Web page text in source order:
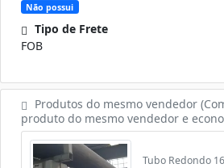
Não possui
Tipo de Frete
FOB
Produtos do mesmo vendedor
produto do mesmo vendedor e
Tubo Redondo